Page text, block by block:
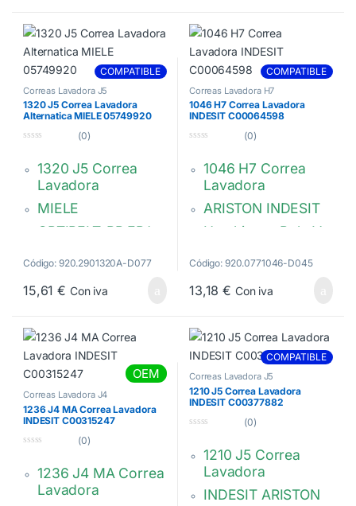
AS0059270
4055123915
AS0033314
12638100000250
4055123915
4055066809
COMPATIBLE
Correas Lavadora J5
1320 J5 Correa Lavadora
Alternatica MIELE 05749920
e
(0)
1320 J5 Correa
Lavadora
MIELE
OPTIBELT-RB EPJ
05749920
Código: 920.2901320A-D077
15,61€ Con iva
COMPATIBLE
Correas Lavadora H7
1046 H7 Correa Lavadora
INDESIT C00064598
e
(0)
1046 H7 Correa
Lavadora
ARISTON INDESIT
Hutchinson Poly V.
C00064598
482000027171
Código: 920.0771046-D045
13,18€ Con iva
OEM
Correas Lavadora J4
1236 J4 MA Correa Lavadora
INDESIT C00315247
e
(0)
1236 J4 MA Correa
Lavadora
COMPATIBLE
Correas Lavadora J5
1210 J5 Correa Lavadora
INDESIT C00377882
e
(0)
1210 J5 Correa
Lavadora
INDESIT ARISTON